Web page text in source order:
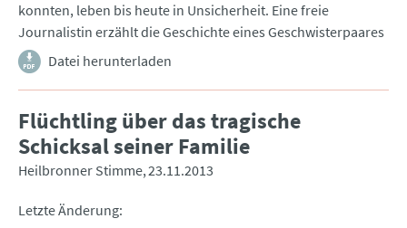
konnten, leben bis heute in Unsicherheit. Eine freie
Journalistin erzählt die Geschichte eines Geschwisterpaares
Datei herunterladen
Flüchtling über das tragische
Schicksal seiner Familie
Heilbronner Stimme 23.11.2013
Letzte Änderung